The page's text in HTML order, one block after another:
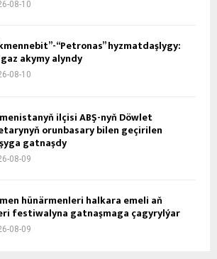
08-10
“Petronas” hyzmatdaşlygy:
akymy alyndy
08-10
ilçisi ABŞ-nyň Döwlet
orunbasary bilen geçirilen
gatnaşdy
08-09
hünärmenleri halkara emeli aň
festiwalyna gatnaşmaga çagyrylýar
08-09